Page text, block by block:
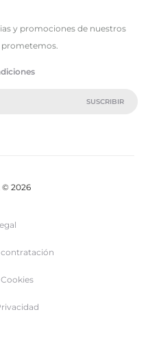
y promociones de nuestros
2026